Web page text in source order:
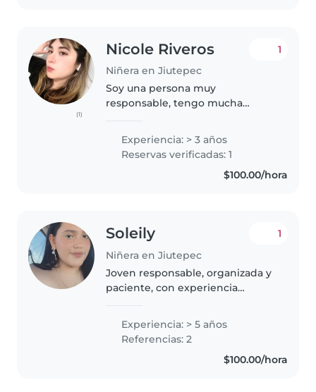
(1)
Nicole Riveros
Niñera en Jiutepec
1
Soy una persona muy
responsable, tengo mucha
persona muy alegre y creativa
Experiencia: > 3 años
Reservas verificadas: 1
$100.00/hora
Soleily
Niñera en Jiutepec
1
Joven responsable, organizada y
paciente, con experiencia
desde etapa de lactancia hasta
edad escolar. He acompañado el
desarrollo de varios niños a..
Experiencia: > 5 años
Referencias: 2
$100.00/hora